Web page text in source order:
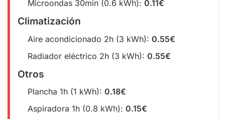
Microondas 30min (0.6 kWh): 0.11€
Climatización
Aire acondicionado 2h (3 kWh): 0.55€
Radiador eléctrico 2h (3 kWh): 0.55€
Otros
Plancha 1h (1 kWh): 0.18€
Aspiradora 1h (0.8 kWh): 0.15€